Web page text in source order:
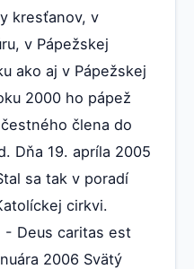
kresťanov, v
v Pápežskej
ako aj v Pápežskej
2000 ho pápež
člena do
Dňa 19. apríla 2005
sa tak v poradí
cirkvi.
- Deus caritas est
2006 Svätý